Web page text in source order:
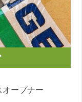
ープナー